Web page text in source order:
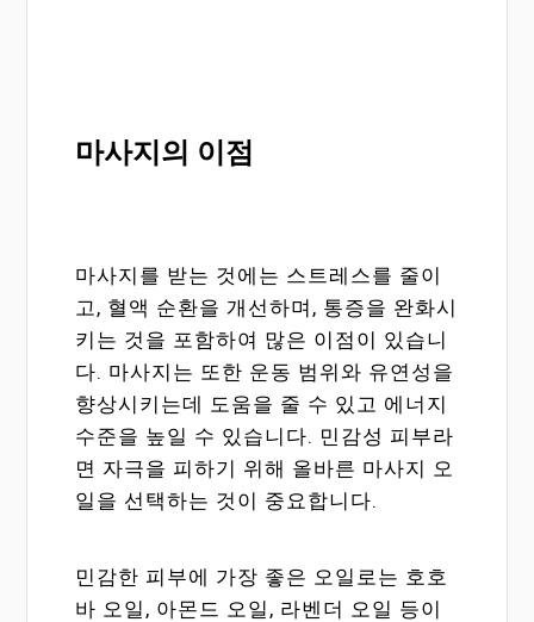
마사지의 이점
마사지를 받는 것에는 스트레스를 줄이
고, 혈액 순환을 개선하며, 통증을 완화시
키는 것을 포함하여 많은 이점이 있습니
다. 마사지는 또한 운동 범위와 유연성을
향상시키는데 도움을 줄 수 있고 에너지
수준을 높일 수 있습니다. 민감성 피부라
면 자극을 피하기 위해 올바른 마사지 오
일을 선택하는 것이 중요합니다.
민감한 피부에 가장 좋은 오일로는 호호
바 오일, 아몬드 오일, 라벤더 오일 등이